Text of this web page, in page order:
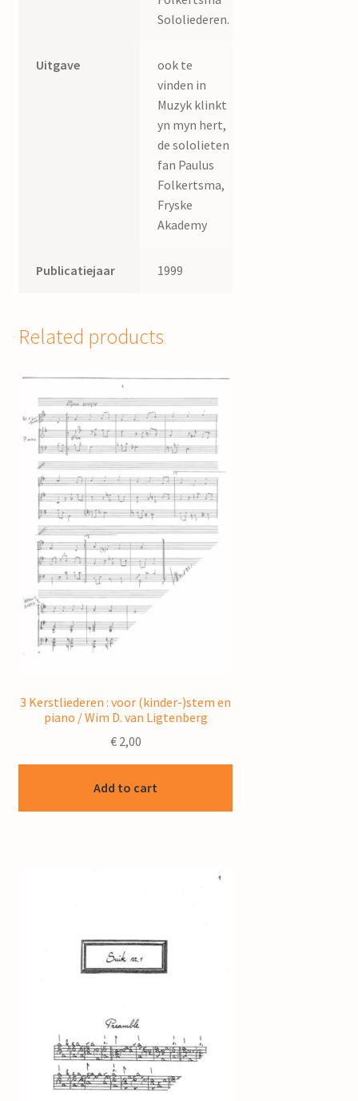
Sololiederen.
Uitgave
ook te
vinden in
Muzyk klinkt
yn myn hert,
de sololieten
fan Paulus
Folkertsma,
Fryske
Akademy
Publicatiejaar 1999
Related products
3 Kerstliederen : voor (kinder-)stem en
piano / Wim D. van Ligtenberg
€2,00
Add to cart